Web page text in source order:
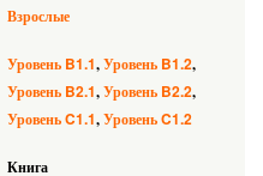
Взрослые
Уровень B1.1 Уровень B1.2
Уровень B2.1 Уровень B2.2
УровеньC1.1 УровеньC1.2
Книга